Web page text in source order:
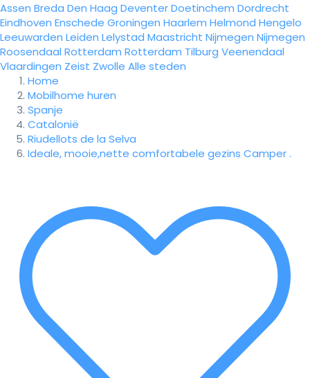
Assen Breda Den Haag DeventerDoetinchem Dordrecht
Eindhoven Enschede Groningen Haarlem Helmond Hengelo
Leeuwarden Leiden Lelystad Maastricht Nijmegen Nijmegen
Roosendaal Rotterdam Rotterdam Tilburg Veenendaal
Vlaardingen Zeist Zwolle Alle steden
Home
Mobilhome huren
Spanje
Catalonië
Riudellots de la Selva
Ideale, mooie,nette comfortabele gezins Camper .